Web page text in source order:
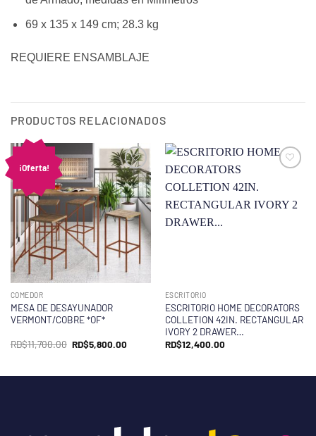
69 x 135 x 149 cm; 28.3 kg
REQUIERE ENSAMBLAJE
PRODUCTOS RELACIONADOS
¡Oferta!
COMEDOR
MESA DE DESAYUNADOR
VERMONT/COBRE *OF*
RD$11,700.00 El
precio
RD$11,700.00.
RD$5,800.00El
RD$5,800.00.
ESCRITORIO
ESCRITORIO HOME DECORATORS
COLLETION 42IN. RECTANGULAR
IVORY 2 DRAWER…
RD$12,400.00